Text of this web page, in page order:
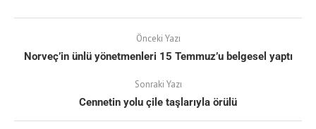
Önceki Yazı
Norveç’in ünlü yönetmenleri 15 Temmuz’u belgesel yaptı
Sonraki Yazı
Cennetin yolu çile taşlarıyla örülü